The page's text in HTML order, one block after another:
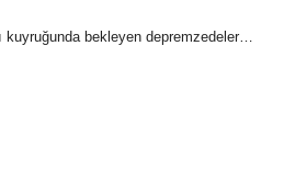
kuyruğunda bekleyen depremzedeler…